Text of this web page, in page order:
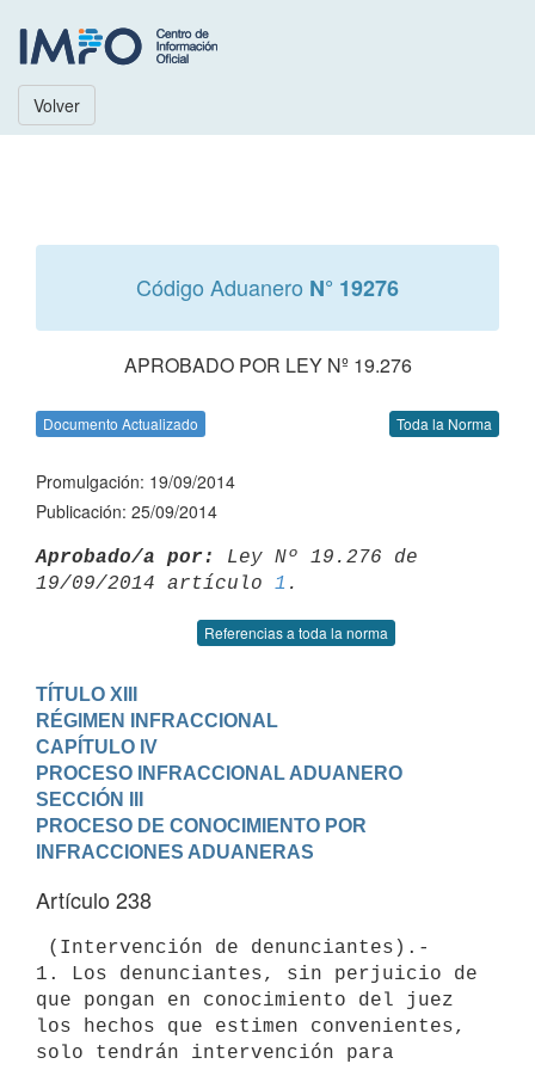
Volver
Código Aduanero N° 19276
APROBADO POR LEY Nº 19.276
Documento Actualizado Toda la Norma
Promulgación: 19/09/2014
Publicación: 25/09/2014
Aprobado/a por:
Ley Nº 19.276 de
19/09/2014 artículo 1
Referencias a toda la norma
TÍTULO XIII
RÉGIMEN INFRACCIONAL
CAPÍTULO IV
PROCESO INFRACCIONAL ADUANERO
SECCIÓN III
PROCESO DE CONOCIMIENTO POR
INFRACCIONES ADUANERAS
Artículo 238
1. Los denunciantes, sin perjuicio de
que pongan en conocimiento del juez
los hechos que estimen convenientes,
solo tendrán intervención para